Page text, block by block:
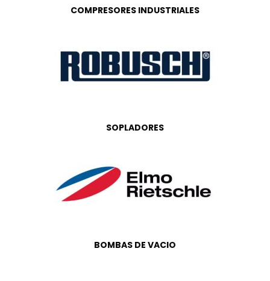
COMPRESORES INDUSTRIALES
SOPLADORES
BOMBAS DE VACIO